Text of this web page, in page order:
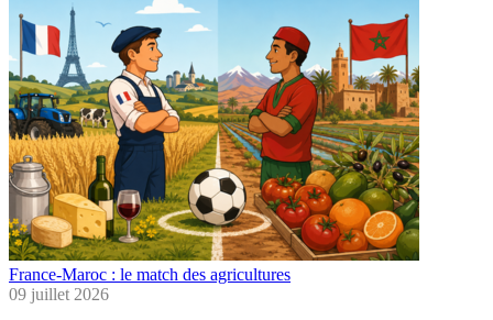
France-Maroc : le match des agricultures
09 juillet 2026